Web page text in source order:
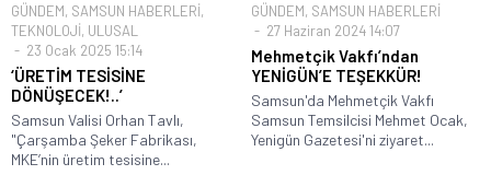
GÜNDEM, SAMSUN HABERLERİ,
TEKNOLOJİ, ULUSAL
23 Ocak 2025 15:14
‘ÜRETİM TESİSİNE
DÖNÜŞECEK!..’
Samsun Valisi Orhan Tavlı,
"Çarşamba Şeker Fabrikası,
MKE’nin üretim tesisine...
GÜNDEM, SAMSUN HABERLERİ
27 Haziran 2024 14:07
Mehmetçik Vakfı’ndan
YENİGÜN’E TEŞEKKÜR!
Samsun'da Mehmetçik Vakfı
Samsun Temsilcisi Mehmet Ocak,
Yenigün Gazetesi'ni ziyaret...